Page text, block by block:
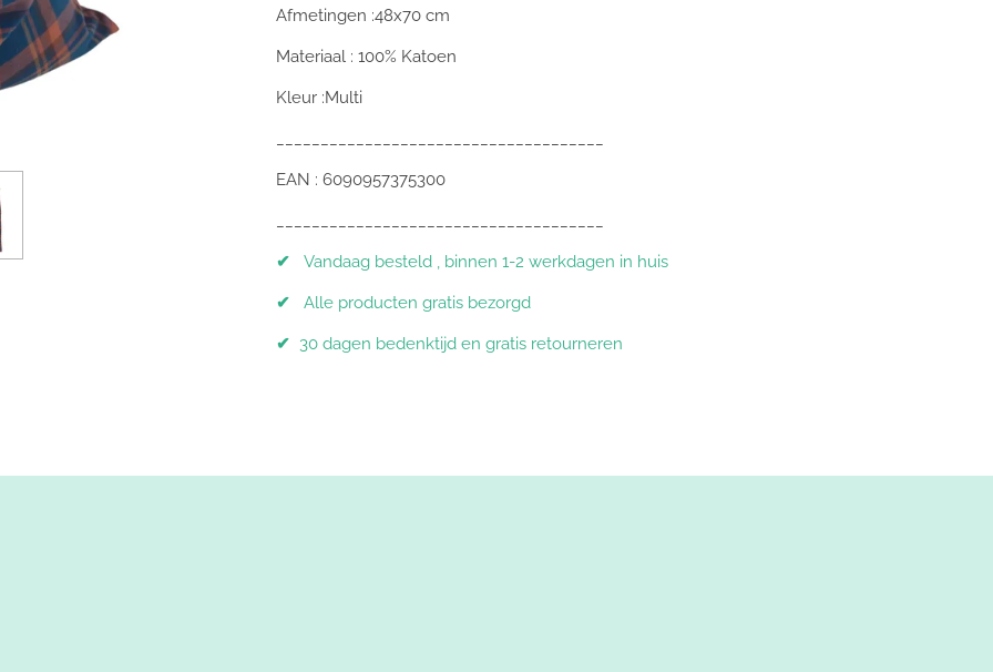
Afmetingen :48x70 cm
Materiaal : 100% Katoen
Kleur :Multi
EAN : 6090957375300
✔ Vandaag besteld , binnen 1-2 werkdagen in huis
✔ Alle producten gratis bezorgd
✔ 30 dagen bedenktijd en gratis retourneren